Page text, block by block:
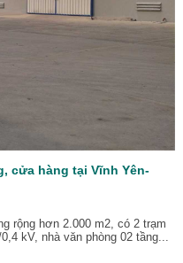
cửa hàng tại Vĩnh Yên-
rộng hơn 2.000 m2, có 2 trạm
kV, nhà văn phòng 02 tầng...